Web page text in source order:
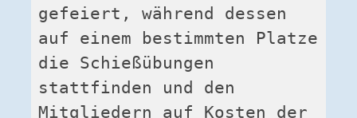
gefeiert, während dessen
auf einem bestimmten Platze
die Schießübungen
stattfinden und den
Mitgliedern auf Kosten der